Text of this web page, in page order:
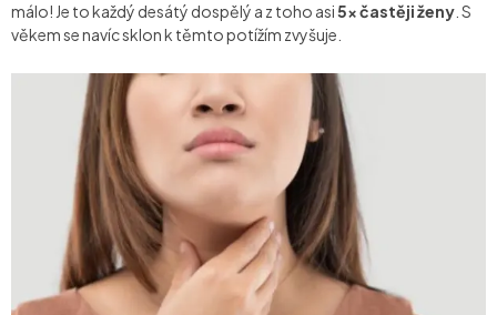
málo! Je to každý desátý dospělý a z toho asi5x častěji ženy . S
věkem se navíc sklon k těmto potížím zvyšuje.